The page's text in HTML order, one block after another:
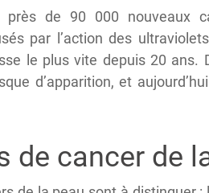
près de 90 000 nouveaux
par l’action des
le plus vite depuis 20 ans.
d’apparition, et
de cancer de